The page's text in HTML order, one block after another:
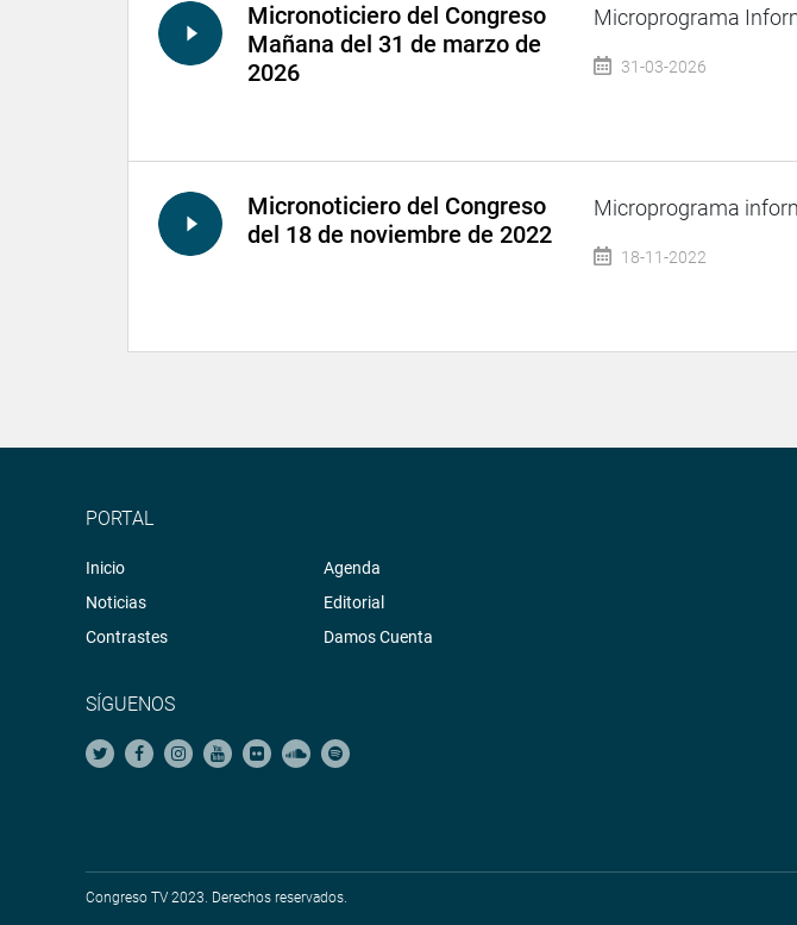
Micronoticiero del Congreso
Mañana del 31 de marzo de
2026
Microprograma
31-03-2026
Micronoticiero del Congreso
del 18 de noviembre de 2022
Microprograma
18-11-2022
PORTAL
Inicio
Noticias
Contrastes
Agenda
Editorial
Damos Cuenta
SÍGUENOS
Congreso TV 2023. Derechos reservados.